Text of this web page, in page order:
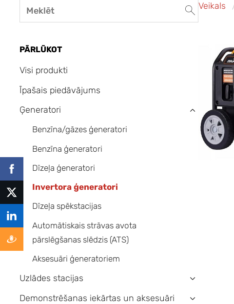
PĀRLŪKOT
Visi produkti
Īpašais piedāvājums
Ģeneratori
Benzīna/gāzes ģeneratori
Benzīna ģeneratori
Dīzeļa ģeneratori
Invertora ģeneratori
Dīzeļa spēkstacijas
Automātiskais strāvas avota
pārslēgšanas slēdzis (ATS)
Aksesuāri ģeneratoriem
›
Uzlādes stacijas ›
Demonstrēšanas iekārtas un aksesuāri ›
Veikals